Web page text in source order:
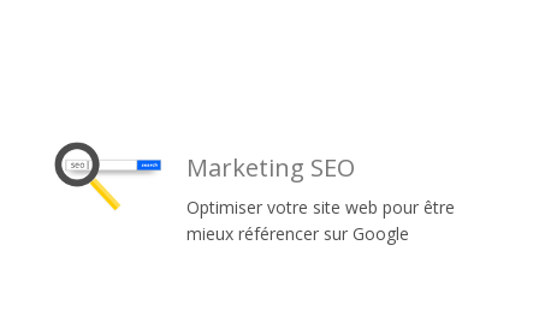
Marketing SEO
Optimiser votre site web pour être
mieux référencer sur Google